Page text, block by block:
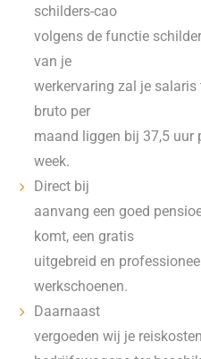
schilders-cao
volgens de functie
van je
werkervaring zal je
bruto per
maand liggen bij 37,5 uur
week.
Direct bij
aanvang een goed
komt, een gratis
uitgebreid en
werkschoenen.
Daarnaast
vergoeden wij je